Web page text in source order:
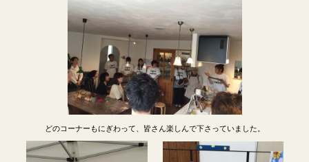
どのコーナーもにぎわって、皆さん楽しんで下さっていました。